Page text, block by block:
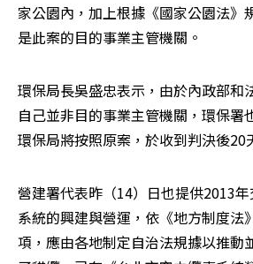
家公園內，加上根據《國家公園法》
是此案的目的事業主管機關。
環保局長吳盛忠表示，由於內政部和
自己並非目的事業主管機關，環保署
環保局將按照原案，於收到判決後20
營建署代表昨（14）日也提供2013
系統的興建與營運，依《地方制度法
項，應由各地制定自治法規據以推動